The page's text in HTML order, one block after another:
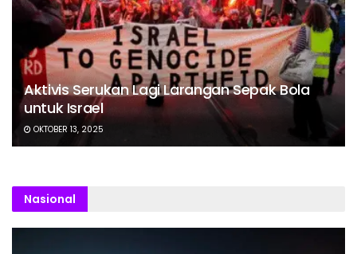
Aktivis Serukan Lagi Larangan Sepak Bola
untuk Israel
OKTOBER 13, 2025
Nasional